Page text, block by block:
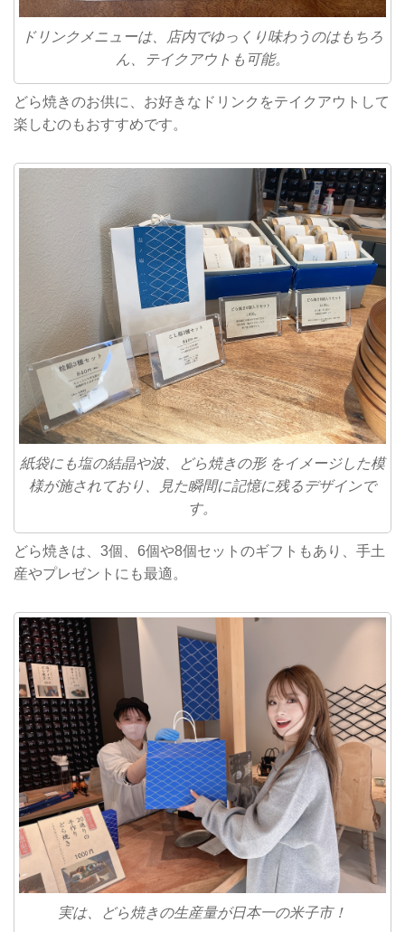
ドリンクメニューは、店内でゆっくり味わうのはもちろ
ん、テイクアウトも可能。
どら焼きのお供に、お好きなドリンクをテイクアウトして
楽しむのもおすすめです。
紙袋にも塩の結晶や波、どら焼きの形 をイメージした模
様が施されており、見た瞬間に記憶に残るデザインで
す。
どら焼きは、3個、6個や8個セットのギフトもあり、手土
産やプレゼントにも最適。
実は、どら焼きの生産量が日本一の米子市！